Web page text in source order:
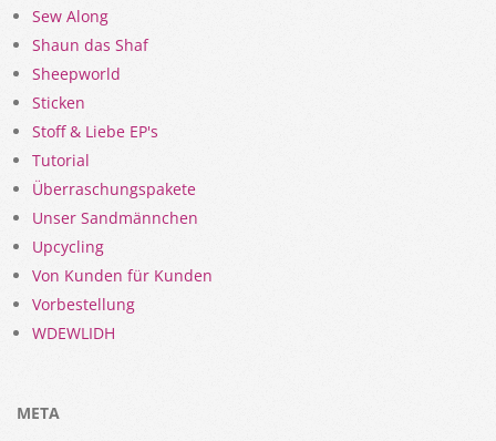
Sew Along
Shaun das Shaf
Sheepworld
Sticken
Stoff & Liebe EP's
Tutorial
Überraschungspakete
Unser Sandmännchen
Upcycling
Von Kunden für Kunden
Vorbestellung
WDEWLIDH
META